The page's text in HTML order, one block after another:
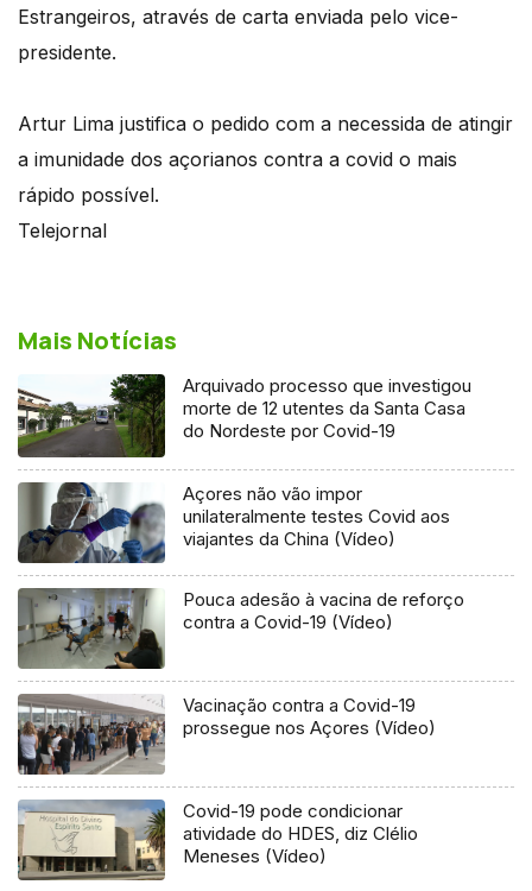
Estrangeiros, através de carta enviada pelo vice-
presidente.
Artur Lima justifica o pedido com a necessida de atingir
a imunidade dos açorianos contra a covid o mais
rápido possível.
Telejornal
Mais Notícias
Arquivado processo que investigou
morte de 12 utentes da Santa Casa
do Nordeste por Covid-19
Açores não vão impor
unilateralmente testes Covid aos
viajantes da China (Vídeo)
Pouca adesão à vacina de reforço
contra a Covid-19 (Vídeo)
Vacinação contra a Covid-19
prossegue nos Açores (Vídeo)
Covid-19 pode condicionar
atividade do HDES, diz Clélio
Meneses (Vídeo)